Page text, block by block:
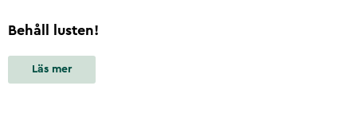
Behåll lusten!
Läs mer